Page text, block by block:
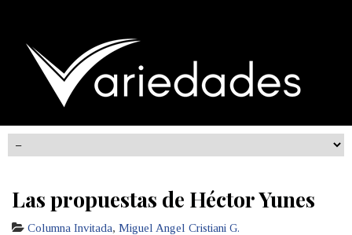
Las propuestas de Héctor Yunes
Columna Invitada, Miguel Angel Cristiani G.